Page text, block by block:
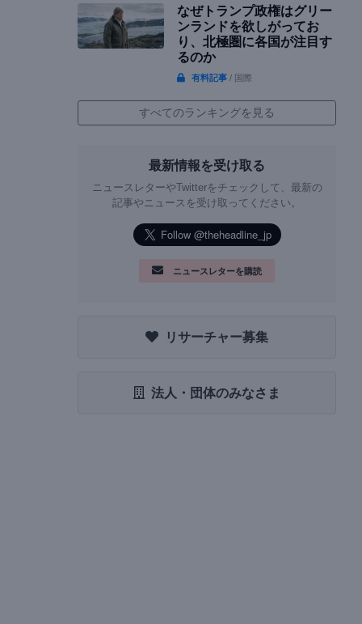
なぜトランプ政権はグリー
ンランドを欲しがってお
り、北極圏に各国が注目す
るのか
有料記事 / 国際
すべてのランキングを見る
最新情報を受け取る
ニュースレターやTwitterをチェックして、最新の
記事やニュースを受け取ってください。
ニュースレターを購読
リサーチャー募集
法人・団体のみなさま